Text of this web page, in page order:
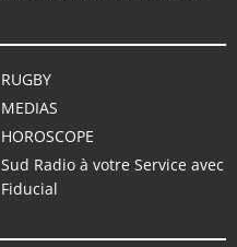
RUGBY
MEDIAS
HOROSCOPE
Sud Radio à votre Service avec
Fiducial